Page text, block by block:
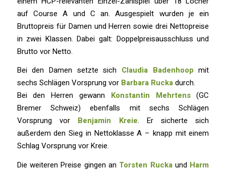
auf Course A und C an. Ausgespielt wurden je ein
Bruttopreis für Damen und Herren sowie drei Nettopreise
in zwei Klassen. Dabei galt: Doppelpreisausschluss und
Brutto vor Netto.
Bei den Damen setzte sich Claudia Badenhoop mit
sechs Schlägen Vorsprung vor Barbara Ruckadurch.
Bei den Herren gewann Konstantin Mehrtens(GC
Bremer Schweiz) ebenfalls mit sechs Schlägen
Vorsprung vor Benjamin Kreie. Er sicherte sich
außerdem den Sieg in Nettoklasse A – knapp mit einem
Schlag Vorsprung vor Kreie.
Die weiteren Preise gingen an Torsten Ruckaund Harm